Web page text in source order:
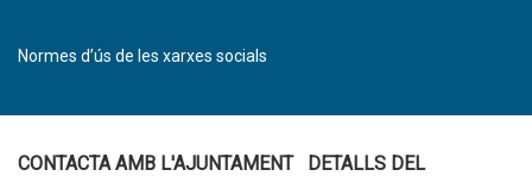
Normes d’ús de les xarxes socials
CONTACTA AMB L'AJUNTAMENT
DETALLS DEL